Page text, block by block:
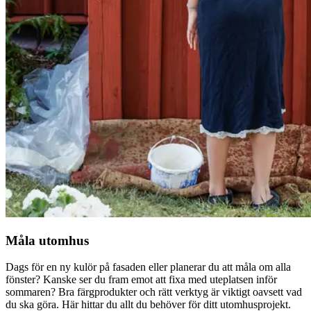
Måla utomhus
Dags för en ny kulör på fasaden eller planerar du att måla om alla
fönster? Kanske ser du fram emot att fixa med uteplatsen inför
sommaren? Bra färgprodukter och rätt verktyg är viktigt oavsett vad
du ska göra. Här hittar du allt du behöver för ditt utomhusprojekt.